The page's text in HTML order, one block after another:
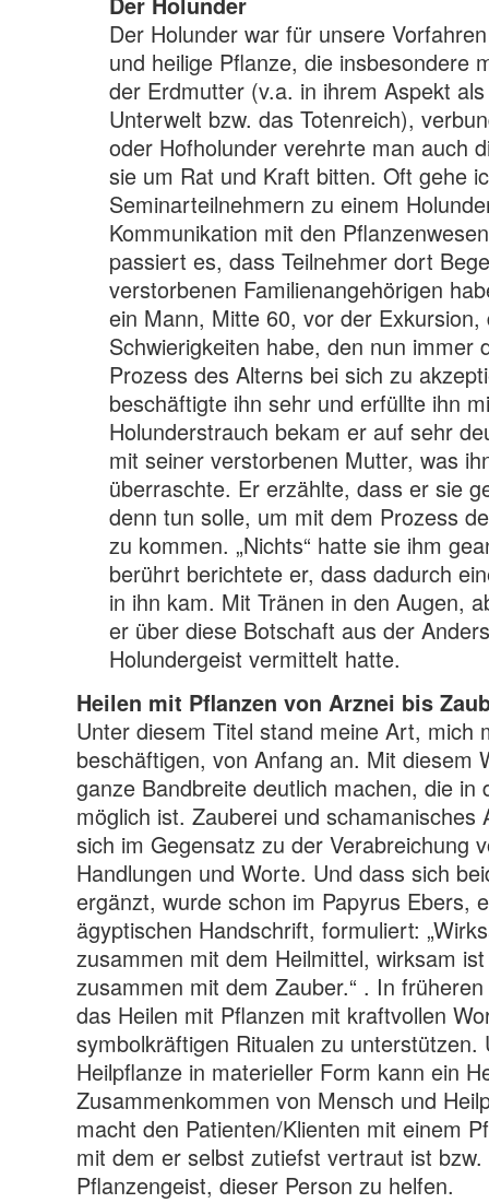
Der Holunder war für unsere
und heilige Pflanze, die insbesondere
der Erdmutter (v.a. in ihrem Aspekt
Unterwelt bzw. das Totenreich),
oder Hofholunder verehrte man auch
sie um Rat und Kraft bitten. Oft gehe
Seminarteilnehmern zu einem
Kommunikation mit den
passiert es, dass Teilnehmer dort
verstorbenen Familienangehörigen
ein Mann, Mitte 60, vor der Exkursion,
Schwierigkeiten habe, den nun immer
Prozess des Alterns bei sich zu
beschäftigte ihn sehr und erfüllte ihn
Holunderstrauch bekam er auf sehr
mit seiner verstorbenen Mutter, was
überraschte. Er erzählte, dass er sie
denn tun solle, um mit dem Prozess
zu kommen. „Nichts“ hatte sie ihm
berührt berichtete er, dass dadurch
in ihn kam. Mit Tränen in den Augen,
er über diese Botschaft aus der
Holundergeist vermittelt hatte.
Heilen mit Pflanzen von Arznei bis
Unter diesem Titel stand meine Art, mich
beschäftigen, von Anfang an. Mit diesem
ganze Bandbreite deutlich machen, die in
möglich ist. Zauberei und schamanisches
sich im Gegensatz zu der Verabreichung
Handlungen und Worte. Und dass sich
ergänzt, wurde schon im Papyrus Ebers,
ägyptischen Handschrift, formuliert:
zusammen mit dem Heilmittel, wirksam
zusammen mit dem Zauber.“ . In
das Heilen mit Pflanzen mit kraftvollen
symbolkräftigen Ritualen zu unterstützen.
Heilpflanze in materieller Form kann ein
Zusammenkommen von Mensch und
macht den Patienten/Klienten mit einem
mit dem er selbst zutiefst vertraut ist
Pflanzengeist, dieser Person zu helfen.